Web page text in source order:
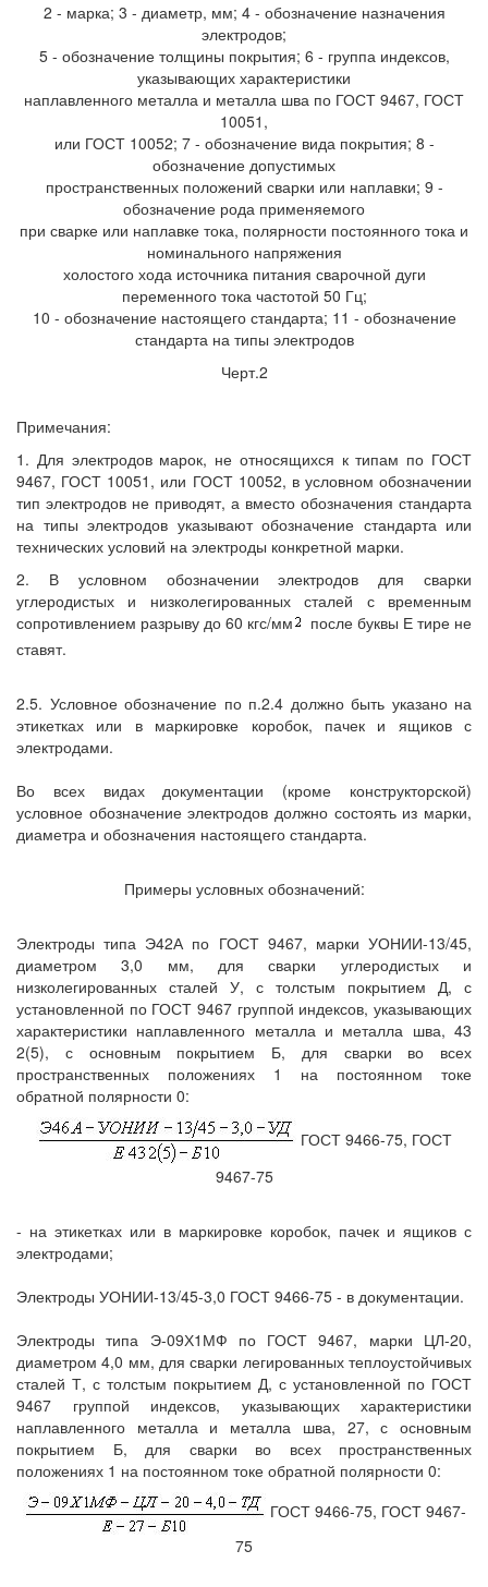
2 - марка; 3 - диаметр, мм; 4 - обозначение назначения
электродов;
5 - обозначение толщины покрытия; 6 - группа индексов,
указывающих характеристики
наплавленного металла и металла шва по ГОСТ 9467, ГОСТ
10051,
или ГОСТ 10052; 7 - обозначение вида покрытия; 8 -
обозначение допустимых
пространственных положений сварки или наплавки; 9 -
обозначение рода применяемого
при сварке или наплавке тока, полярности постоянного тока и
номинального напряжения
холостого хода источника питания сварочной дуги
переменного тока частотой 50 Гц;
10 - обозначение настоящего стандарта; 11 - обозначение
стандарта на типы электродов
Черт.2
Примечания:
1. Для электродов марок, не относящихся к типам по ГОСТ
9467, ГОСТ 10051, или ГОСТ 10052, в условном обозначении
тип электродов не приводят, а вместо обозначения стандарта
на типы электродов указывают обозначение стандарта или
технических условий на электроды конкретной марки.
2. В условном обозначении электродов для сварки
углеродистых и низколегированных сталей с временным
сопротивлением разрыву до 60 кгс/мм
после буквы Е тире не
ставят.
2.5. Условное обозначение по п.2.4 должно быть указано на
этикетках или в маркировке коробок, пачек и ящиков с
электродами.
Во всех видах документации (кроме конструкторской)
условное обозначение электродов должно состоять из марки,
диаметра и обозначения настоящего стандарта.
Примеры условных обозначений:
Электроды типа Э42А по ГОСТ 9467, марки УОНИИ-13/45,
диаметром 3,0 мм, для сварки углеродистых и
низколегированных сталей У, с толстым покрытием Д, с
установленной по ГОСТ 9467 группой индексов, указывающих
характеристики наплавленного металла и металла шва, 43
2(5), с основным покрытием Б, для сварки во всех
пространственных положениях 1 на постоянном токе
обратной полярности 0:
ГОСТ 9466-75, ГОСТ
9467-75
- на этикетках или в маркировке коробок, пачек и ящиков с
электродами;
Электроды УОНИИ-13/45-3,0 ГОСТ 9466-75 - в документации.
Электроды типа Э-09Х1МФ по ГОСТ 9467, марки ЦЛ-20,
диаметром 4,0 мм, для сварки легированных теплоустойчивых
сталей Т, с толстым покрытием Д, с установленной по ГОСТ
9467 группой индексов, указывающих характеристики
наплавленного металла и металла шва, 27, с основным
покрытием Б, для сварки во всех пространственных
положениях 1 на постоянном токе обратной полярности 0:
ГОСТ 9466-75, ГОСТ 9467-
75